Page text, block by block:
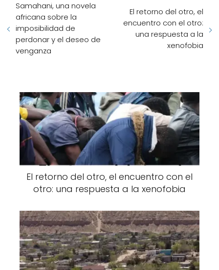
Samahani, una novela
africana sobre la
imposibilidad de
perdonar y el deseo de
venganza
El retorno del otro, el
encuentro con el otro:
una respuesta a la
xenofobia
El retorno del otro, el encuentro con el
otro: una respuesta a la xenofobia